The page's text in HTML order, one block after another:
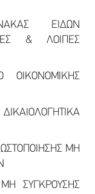
ΕΙΔΩΝ
& ΛΟΙΠΕΣ
ΟΙΚΟΝΟΜΙΚΗΣ
ΜΗ
ΜΗ ΣΥΓΚΡΟΥΣΗΣ